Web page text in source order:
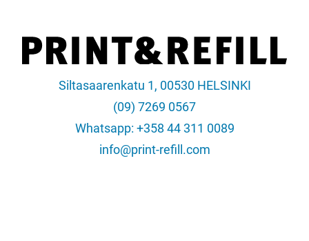
Siltasaarenkatu 1, 00530 HELSINKI
(09) 7269 0567
Whatsapp: +358 44 311 0089
info@print-refill.com